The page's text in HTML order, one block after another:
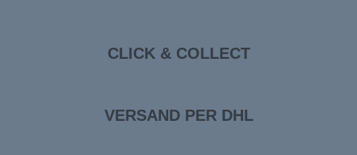
CLICK & COLLECT
VERSAND PER DHL